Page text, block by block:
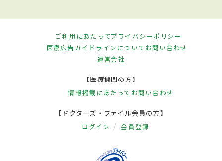
ご利用にあたってプライバシーポリシー
医療広告ガイドラインについてお問い合わせ
運営会社
【医療機関の方】
情報掲載にあたって お問い合わせ
【ドクターズ・ファイル会員の方】
ログイン 会員登録